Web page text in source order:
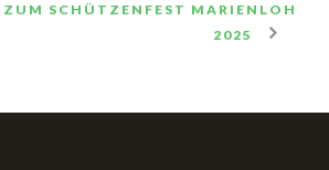
SCHÜTZENFEST MARIENLOH
2025